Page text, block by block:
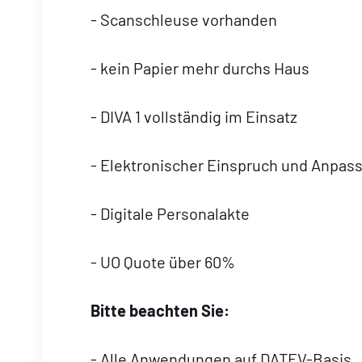
- Scanschleuse vorhanden
- kein Papier mehr durchs Haus
- DIVA 1 vollständig im Einsatz
- Elektronischer Einspruch und
- Digitale Personalakte
- UO Quote über 60%
Bitte beachten Sie: